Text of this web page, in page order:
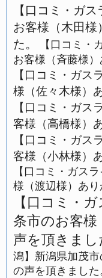
【口コミ・ガ
お客様（木田様
た。
【口コミ・
お客様（斉藤様）
【口コミ・ガス
様（佐々木様）
【口コミ・ガス
客様（高橋様）
【口コミ・ガス
客様（小林様）
【口コミ・ガス
様（渡辺様）あり
【口コミ・
条市のお客様
声を頂きまし
潟】新潟県加茂
の声を頂きました